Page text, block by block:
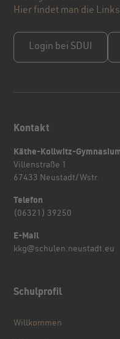
Hier findet man die
Login bei SDUI
Kontakt
Käthe-Kollwitz-
Villenstraße 1
67433 Neustadt/Wstr.
Telefon
(06321) 39250
E-Mail
kkg@schulen.neustadt.eu
Schulprofil
Willkommen